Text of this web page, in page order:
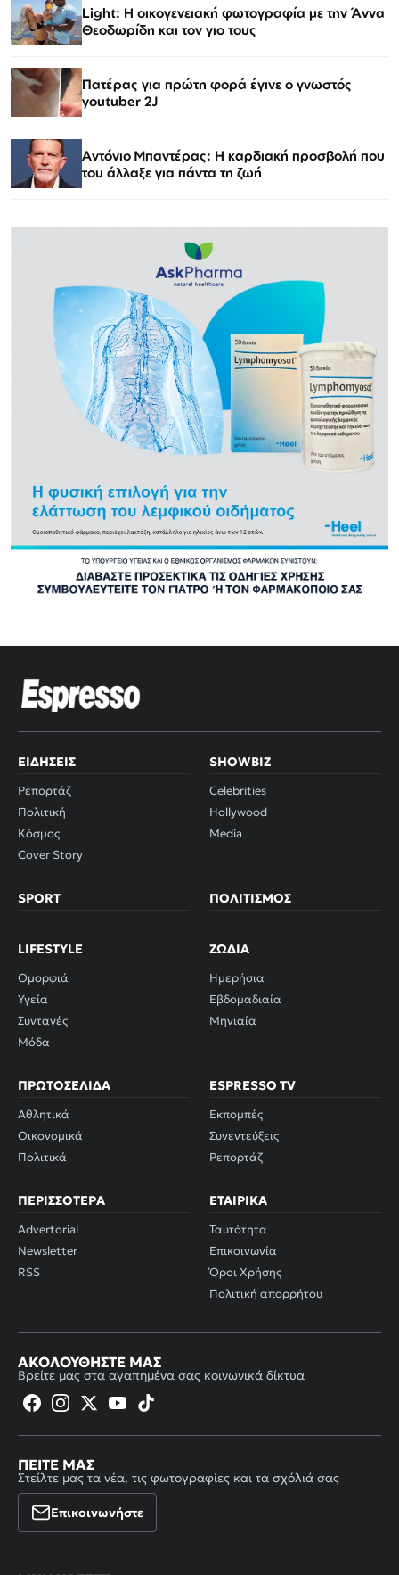
Light: Η οικογενειακή φωτογραφία με την Άννα
Θεοδωρίδη και τον γιο τους
Πατέρας για πρώτη φορά έγινε ο γνωστός
youtuber 2J
Αντόνιο Μπαντέρας: Η καρδιακή προσβολή που
του άλλαξε για πάντα τη ζωή
ΕΙΔΉΣΕΙΣ
Ρεπορτάζ
Πολιτική
Κόσμος
Cover Story
SHOWBIZ
Celebrities
Hollywood
Media
SPORT ΠΟΛΙΤΙΣΜΌΣ
LIFESTYLE
Ομορφιά
Υγεία
Συνταγές
Μόδα
ΖΏΔΙΑ
Ημερήσια
Εβδομαδιαία
Μηνιαία
ΠΡΩΤΟΣΈΛΙΔΑ
Αθλητικά
Οικονομικά
Πολιτικά
ESPRESSO TV
Εκπομπές
Συνεντεύξεις
Ρεπορτάζ
ΠΕΡΙΣΣΌΤΕΡΑ
Advertorial
Newsletter
RSS
ΕΤΑΙΡΙΚΆ
Ταυτότητα
Επικοινωνία
Όροι Χρήσης
Πολιτική απορρήτου
ΑΚΟΛΟΥΘΉΣΤΕ ΜΑΣ
Βρείτε μας στα αγαπημένα σας κοινωνικά δίκτυα
ΠΕΊΤΕ ΜΑΣ
Στείλτε μας τα νέα, τις φωτογραφίες και τα σχόλιά σας
Επικοινωνήστε